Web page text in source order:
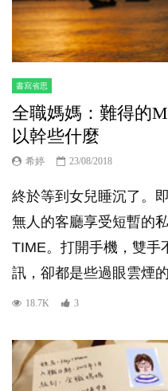
書寫省思
全職媽媽：難得的
以幹些什麼
希婷 23/08/2018
終於等到女兒睡沉了。
無人的客廳享受短暫的
TIME。打開手機，雙手
訊，卻都是些過眼雲煙
18.7K 3